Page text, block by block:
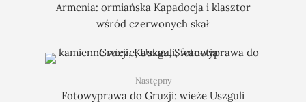
Armenia: ormiańska Kapadocja i klasztor
wśród czerwonych skał
Następny
Fotowyprawa do Gruzji: wieże Uszguli